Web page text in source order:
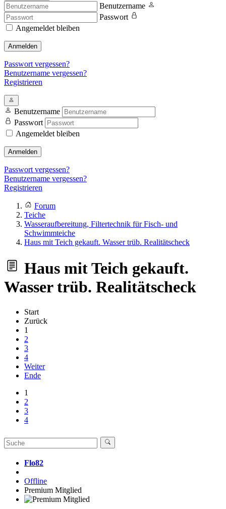
Benutzername
Passwort
Angemeldet bleiben
Anmelden
Passwort vergessen?
Benutzername vergessen?
Registrieren
Benutzername
Passwort
Angemeldet bleiben
Anmelden
Passwort vergessen?
Benutzername vergessen?
Registrieren
Forum
Teiche
Wasseraufbereitung, Filtertechnik für Fisch- und
Schwimmteiche
Haus mit Teich gekauft. Wasser trüb. Realitätscheck
Haus mit Teich gekauft.
Wasser trüb. Realitätscheck
Start
Zurück
1
2
3
4
Weiter
Ende
1
2
3
4
Flo82
Offline
Premium Mitglied